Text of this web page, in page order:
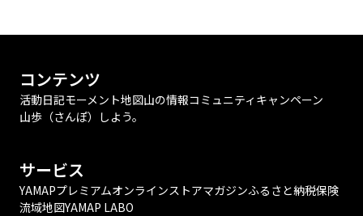
コンテンツ
活動日記モーメント地図山の情報コミュニティ キャンペーン
山歩（さんぽ）しよう。
サービス
YAMAPプレミアムオンラインストアマガジンふるさと納税保険
流域地図YAMAP LABO